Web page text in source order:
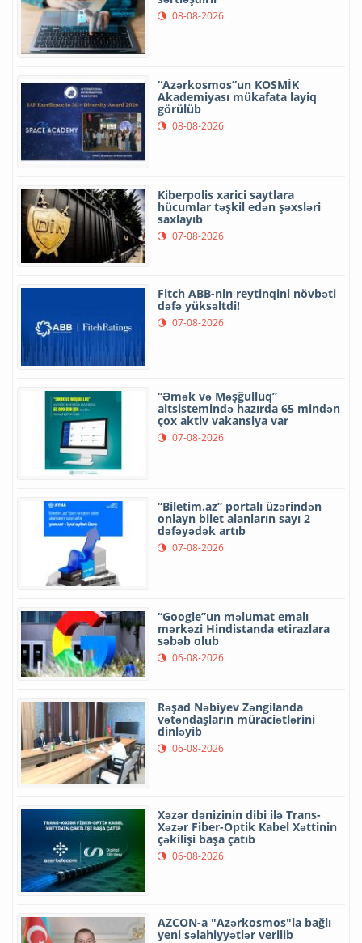
08-08-2026
“Azərkosmos”un KOSMİK
Akademiyası mükafata layiq
görülüb
08-08-2026
Kiberpolis xarici saytlara
hücumlar təşkil edən şəxsləri
saxlayıb
07-08-2026
Fitch ABB-nin reytinqini növbəti
dəfə yüksəltdi!
07-08-2026
“Əmək və Məşğulluq”
altsistemində hazırda 65 mindən
çox aktiv vakansiya var
07-08-2026
“Biletim.az” portalı üzərindən
onlayn bilet alanların sayı 2
dəfəyədək artıb
07-08-2026
“Google”un məlumat emalı
mərkəzi Hindistanda etirazlara
səbəb olub
06-08-2026
Rəşad Nəbiyev Zəngilanda
vətəndaşların müraciətlərini
dinləyib
06-08-2026
Xəzər dənizinin dibi ilə Trans-
Xəzər Fiber-Optik Kabel Xəttinin
çəkilişi başa çatıb
06-08-2026
AZCON-a "Azərkosmos"la bağlı
yeni səlahiyyətlər verilib